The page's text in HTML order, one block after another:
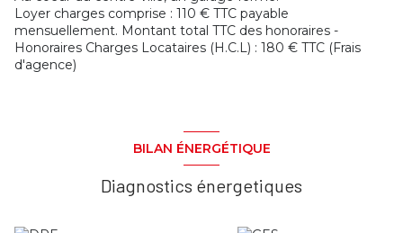
Loyer charges comprise : 110 € TTC payable
mensuellement. Montant total TTC des honoraires -
Honoraires Charges Locataires (H.C.L) : 180 € TTC (Frais
d'agence)
BILAN ÉNERGÉTIQUE
Diagnostics énergetiques